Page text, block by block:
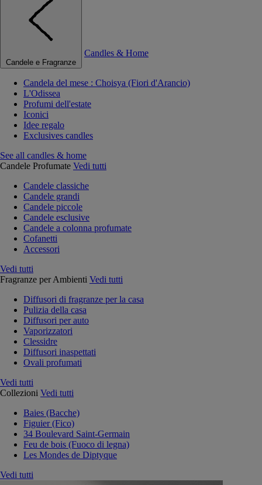
Candele e Fragranze
Candles & Home
Candela del mese : Choisya (Fiori d'Arancio)
L'Odissea
Profumi dell'estate
Iconici
Idee regalo
Exclusives candles
See all candles & home
Candele Profumate Vedi tutti
Candele classiche
Candele grandi
Candele piccole
Candele esclusive
Candele a colonna profumate
Cofanetti
Accessori
Vedi tutti
Fragranze per Ambienti Vedi tutti
Diffusori di fragranze per la casa
Pulizia della casa
Diffusori per auto
Vaporizzatori
Clessidre
Diffusori inaspettati
Ovali profumati
Vedi tutti
Collezioni Vedi tutti
Baies (Bacche)
Figuier (Fico)
34 Boulevard Saint-Germain
Feu de bois (Fuoco di legna)
Les Mondes de Diptyque
Vedi tutti